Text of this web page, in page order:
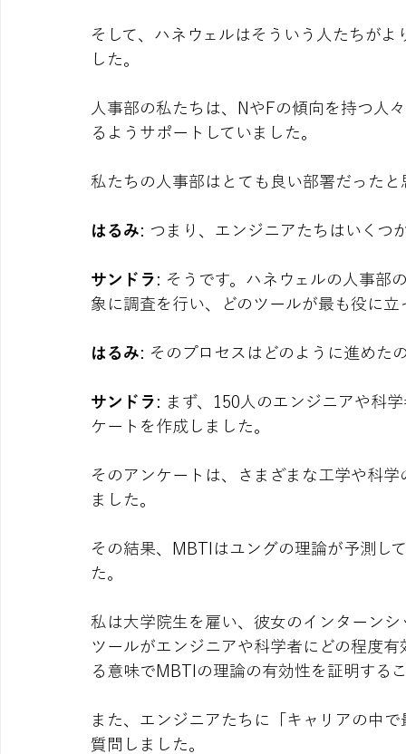
そして、ハネウェルはそういう人たちが
した。
人事部の私たちは、NやFの傾向を持つ人
るようサポートしていました。
私たちの人事部はとても良い部署だったと
はるみ: つまり、エンジニアたちはいくつ
サンドラ : そうです。ハネウェルの人事部
象に調査を行い、どのツールが最も役に
はるみ: そのプロセスはどのように進めた
サンドラ : まず、150人のエンジニアや科
ケートを作成しました。
そのアンケートは、さまざまな工学や科
ました。
その結果、MBTIはユングの理論が予測し
た。
私は大学院生を雇い、彼女のインターン
ツールがエンジニアや科学者にどの程度
る意味でMBTIの理論の有効性を証明する
また、エンジニアたちに「キャリアの中
質問しました。